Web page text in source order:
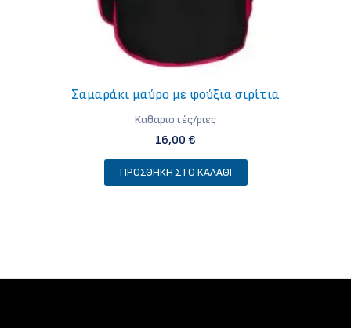
Σαμαράκι μαύρο με φούξια σιρίτια
Kαθαριστές/ριες
16,00 €
ΠΡΟΣΘΉΚΗ ΣΤΟ ΚΑΛΆΘΙ